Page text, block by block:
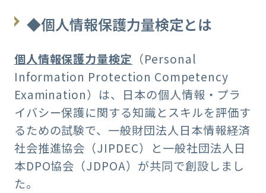
◆個人情報保護力量検定とは
個人情報保護力量検定 （Personal
Information Protection Competency
Examination）は、日本の個人情報・プラ
イバシー保護に関する知識とスキルを評価す
るための試験で、一般財団法人日本情報経済
社会推進協会（JIPDEC）と一般社団法人日
本DPO協会（JDPOA）が共同で創設しまし
た。